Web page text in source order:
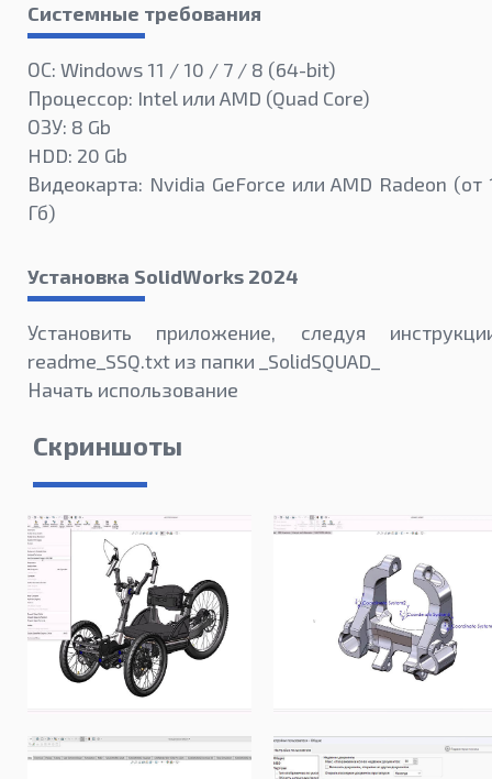
Системные требования
ОС: Windows 11 / 10 / 7 / 8 (64-bit)
Процессор: Intel или AMD (Quad Core)
ОЗУ: 8 Gb
HDD: 20 Gb
Видеокарта: Nvidia GeForce или AMD Radeon (от
Гб)
Установка SolidWorks 2024
Установить приложение, следуя
readme_SSQ.txt из папки _SolidSQUAD_
Начать использование
Скриншоты